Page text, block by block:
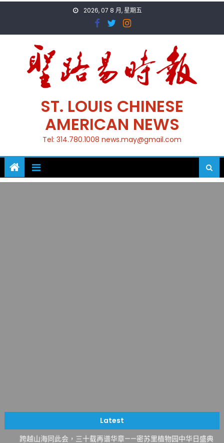
2026, 07 8 月, 星期五
ST. LOUIS CHINESE
AMERICAN NEWS
Tel: 314.780.1008 news.may@gmail.com
Latest
筝声与琴韵交汇：刘励(Li Statler)与钢琴家Darek演绎一场古筝
跨越山海同此会，三十载再谱华章——密苏里植物园中华日盛典